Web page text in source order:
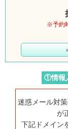
※予約
①情報
迷惑メール対
が
下記ドメイン